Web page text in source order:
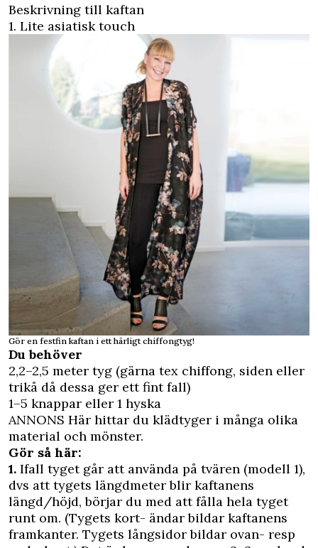
Beskrivning till kaftan
1. Lite asiatisk touch
Gör en festfin kaftan i ett härligt chiffongtyg!
Du behöver
2,2–2,5 meter tyg (gärna tex chiffong, siden eller
trikå då dessa ger ett fint fall)
1–5 knappar eller 1 hyska
ANNONS Här hittar du klädtyger i många olika
material och mönster.
Gör så här:
1. Ifall tyget går att använda på tvären (modell 1),
dvs att tygets längdmeter blir kaftanens
längd/höjd, börjar du med att fålla hela tyget
runt om. (Tygets kort- ändar bildar kaftanens
framkanter. Tygets långsidor bildar ovan- resp